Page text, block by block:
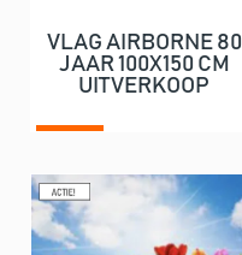
VLAG AIRBORNE 80
JAAR 100X150 CM
UITVERKOOP